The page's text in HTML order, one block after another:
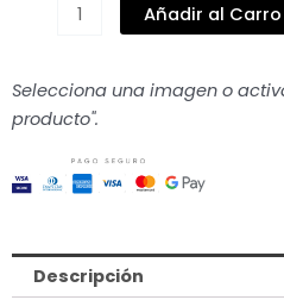
cantidad
Añadir al Carro
Selecciona una imagen o
producto".
Descripción